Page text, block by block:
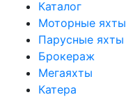
Каталог
Моторные яхты
Парусные яхты
Брокераж
Мегаяхты
Катера